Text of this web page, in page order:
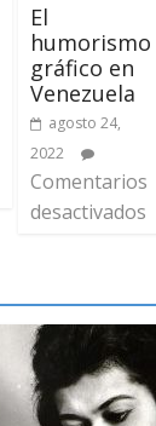
El
humorismo
gráfico en
Venezuela
agosto 24,
2022
Comentarios
desactivados